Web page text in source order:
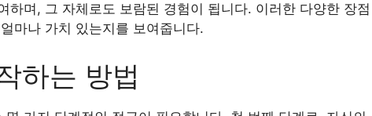
하며, 그 자체로도 보람된 경험이 됩니다. 이러한 다양한 장점
마나 가치 있는지를 보여줍니다.
하는 방법